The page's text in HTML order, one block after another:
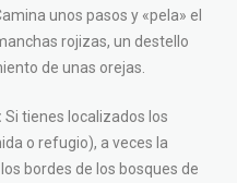
unos pasos y «pela» el
rojizas, un destello
de unas orejas.
Si tienes localizados los
o refugio), a veces la
bordes de los bosques de